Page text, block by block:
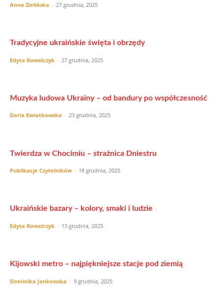
Anna Zielińska - 27 grudnia, 2025
Tradycyjne ukraińskie święta i obrzędy
Edyta Kowalczyk - 27 grudnia, 2025
Muzyka ludowa Ukrainy – od bandury po współczesność
Daria Kwiatkowska - 23 grudnia, 2025
Twierdza w Chocimiu – strażnica Dniestru
Publikacje Czytelników - 18 grudnia, 2025
Ukraińskie bazary – kolory, smaki i ludzie
Edyta Kowalczyk - 13 grudnia, 2025
Kijowski metro – najpiękniejsze stacje pod ziemią
Dominika Jankowska - 9 grudnia, 2025